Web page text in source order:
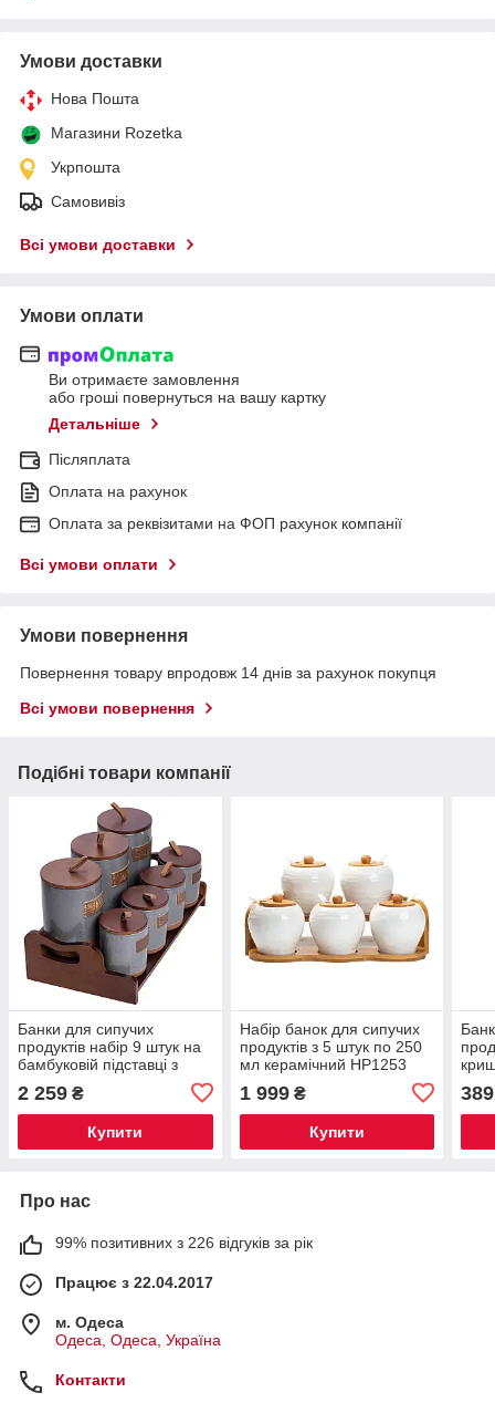
Умови доставки
Нова Пошта
Магазини Rozetka
Укрпошта
Самовивіз
Всі умови доставки
Умови оплати
Ви отримаєте замовлення
або гроші повернуться на вашу картку
Детальніше
Післяплата
Оплата на рахунок
Оплата за реквізитами на ФОП рахунок компанії
Всі умови оплати
Умови повернення
Повернення товару впродовж 14 днів за рахунок покупця
Всі умови повернення
Подібні товари компанії
Банки для сипучих
продуктів набір 9 штук на
бамбуковій підставці з
см Сірий HP-26-2G
2 259 ₴
Купити
Набір банок для сипучих
продуктів з 5 штук по 250
мл керамічний HP1253
1 999₴
Купити
25
389
Про нас
99% позитивних з 226 відгуків за рік
Працює з 22.04.2017
м. Одеса
Одеса, Одеса, Україна
Контакти